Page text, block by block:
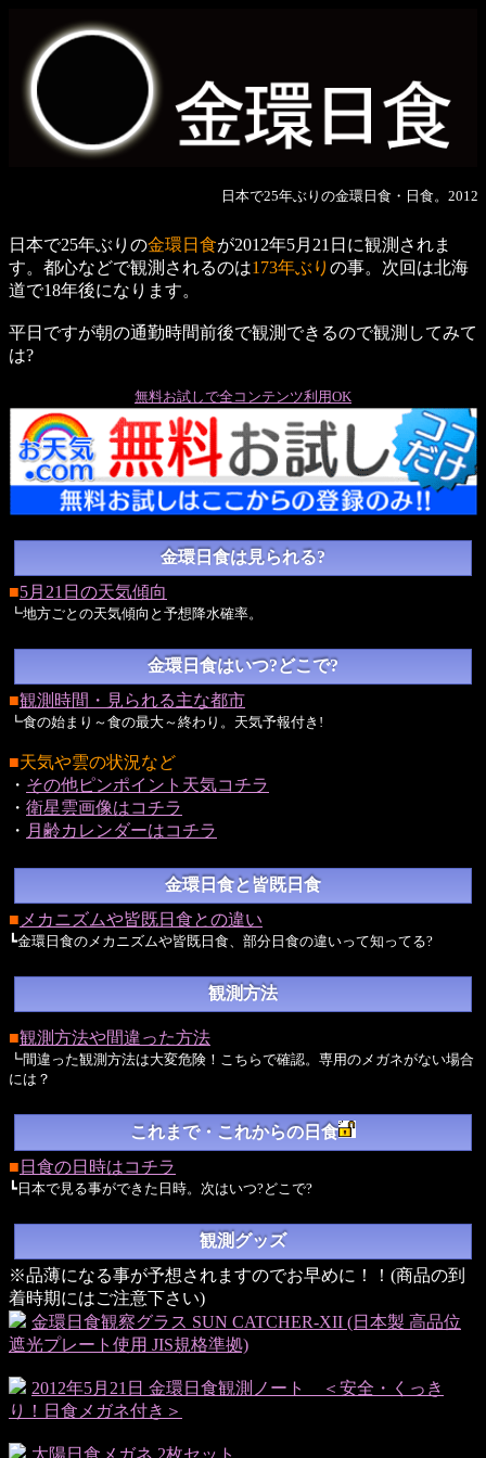
日本で25年ぶりの金環日食・日食。2012
日本で25年ぶりの金環日食が2012年5月21日に観測されま
す。都心などで観測されるのは173年ぶり の事。次回は北海
道で18年後になります。
平日ですが朝の通勤時間前後で観測できるので観測してみて
は?
無料お試しで全コンテンツ利用OK
金環日食は見られる?
■5月21日の天気傾向
┗地方ごとの天気傾向と予想降水確率。
金環日食はいつ?どこで?
■観測時間・見られる主な都市
┗食の始まり～食の最大～終わり。天気予報付き!
■天気や雲の状況など
・ その他ピンポイント天気コチラ
・ 衛星雲画像はコチラ
・ 月齢カレンダーはコチラ
金環日食と皆既日食
■ メカニズムや皆既日食との違い
┗金環日食のメカニズムや皆既日食、部分日食の違いって知ってる?
観測方法
■観測方法や間違った方法
┗間違った観測方法は大変危険！こちらで確認。専用のメガネがない場合
には？
これまで・これからの日食
■ 日食の日時はコチラ
┗日本で見る事ができた日時。次はいつ?どこで?
観測グッズ
※品薄になる事が予想されますのでお早めに！！(商品の到
着時期にはご注意下さい)
金環日食観察グラス SUN CATCHER-XII (日本製 高品位
遮光プレート使用 JIS規格準拠)
2012年5月21日 金環日食観測ノート ＜安全・くっき
り！日食メガネ付き＞
太陽日食メガネ 2枚セット